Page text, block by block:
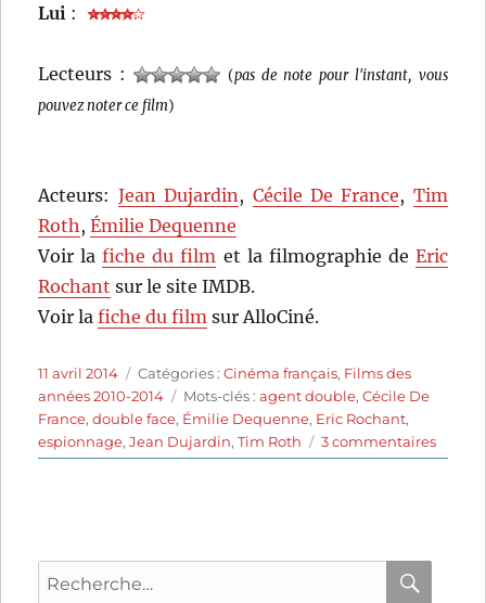
Lui :
Lecteurs : (pas de note pour l'instant, vous
pouvez noter ce film)
Acteurs: Jean Dujardin , Cécile De France, Tim
Roth ,Émilie Dequenne
Voir lafiche du film et la filmographie de Eric
Rochant sur le site IMDB.
Voir lafiche du film sur AlloCiné.
Publié
le
11 avril 2014 Catégories
Catégories :Cinéma français, Films des
années 2010-2014
Étiquettes
Mots-clés :agent double,Cécile De
France,double face, Émilie Dequenne, Eric Rochant,
espionnage,Jean Dujardin,Tim Roth 3 commentairessur
Recherche